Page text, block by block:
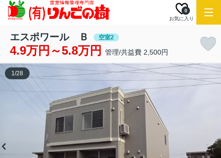
お気に入り
0
エスポワール Ｂ 空室2
4.9万円～5.8万円 管理/共益費 2,500円
1/28